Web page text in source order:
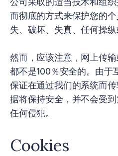
而彻底的方式来保护您的
失、破坏、失真、任何操纵
然而，应该注意，网上传
都不是100％安全的。由于
保证在通过我们的系统而
据将保持安全，并不会受
任何侵犯。
Cookies